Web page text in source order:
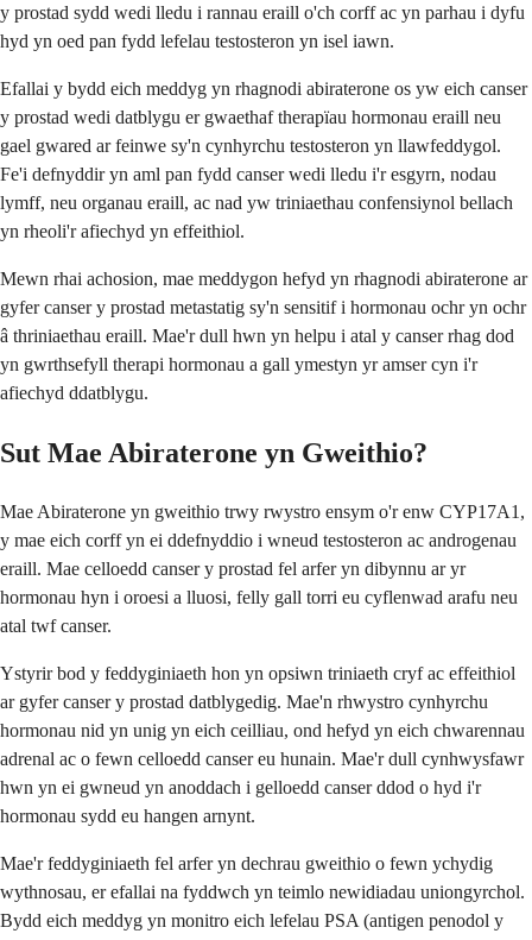
y prostad sydd wedi lledu i rannau eraill o'ch corff ac yn parhau i dyfu
hyd yn oed pan fydd lefelau testosteron yn isel iawn.
Efallai y bydd eich meddyg yn rhagnodi abiraterone os yw eich canser
y prostad wedi datblygu er gwaethaf therapïau hormonau eraill neu
gael gwared ar feinwe sy'n cynhyrchu testosteron yn llawfeddygol.
Fe'i defnyddir yn aml pan fydd canser wedi lledu i'r esgyrn, nodau
lymff, neu organau eraill, ac nad yw triniaethau confensiynol bellach
yn rheoli'r afiechyd yn effeithiol.
Mewn rhai achosion, mae meddygon hefyd yn rhagnodi abiraterone ar
gyfer canser y prostad metastatig sy'n sensitif i hormonau ochr yn ochr
â thriniaethau eraill. Mae'r dull hwn yn helpu i atal y canser rhag dod
yn gwrthsefyll therapi hormonau a gall ymestyn yr amser cyn i'r
afiechyd ddatblygu.
Sut Mae Abiraterone yn Gweithio?
Mae Abiraterone yn gweithio trwy rwystro ensym o'r enw CYP17A1,
y mae eich corff yn ei ddefnyddio i wneud testosteron ac androgenau
eraill. Mae celloedd canser y prostad fel arfer yn dibynnu ar yr
hormonau hyn i oroesi a lluosi, felly gall torri eu cyflenwad arafu neu
atal twf canser.
Ystyrir bod y feddyginiaeth hon yn opsiwn triniaeth cryf ac effeithiol
ar gyfer canser y prostad datblygedig. Mae'n rhwystro cynhyrchu
hormonau nid yn unig yn eich ceilliau, ond hefyd yn eich chwarennau
adrenal ac o fewn celloedd canser eu hunain. Mae'r dull cynhwysfawr
hwn yn ei gwneud yn anoddach i gelloedd canser ddod o hyd i'r
hormonau sydd eu hangen arnynt.
Mae'r feddyginiaeth fel arfer yn dechrau gweithio o fewn ychydig
wythnosau, er efallai na fyddwch yn teimlo newidiadau uniongyrchol.
Bydd eich meddyg yn monitro eich lefelau PSA (antigen penodol y